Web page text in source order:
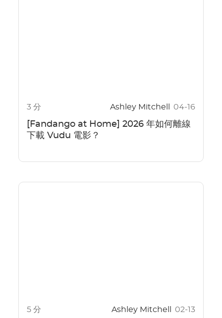
3 分 Ashley Mitchell 04-16
[Fandango at Home] 2026 年如何離線
下載 Vudu 電影？
5 分 Ashley Mitchell 02-13